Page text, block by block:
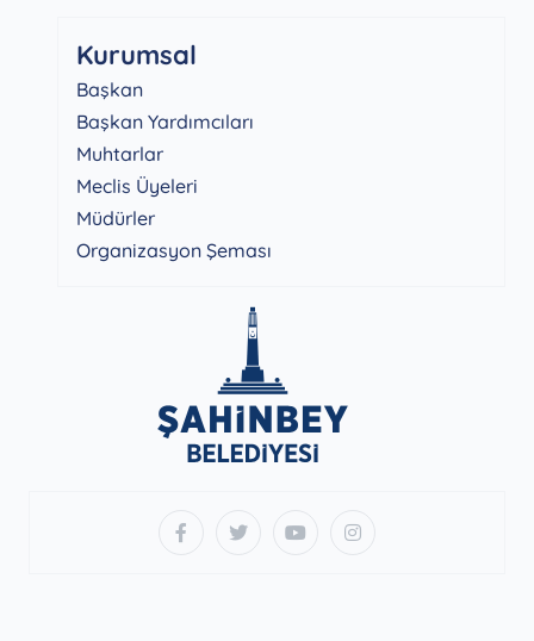
Kurumsal
Başkan
Başkan Yardımcıları
Muhtarlar
Meclis Üyeleri
Müdürler
Organizasyon Şeması